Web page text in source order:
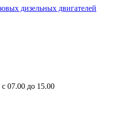
07.00 до 15.00